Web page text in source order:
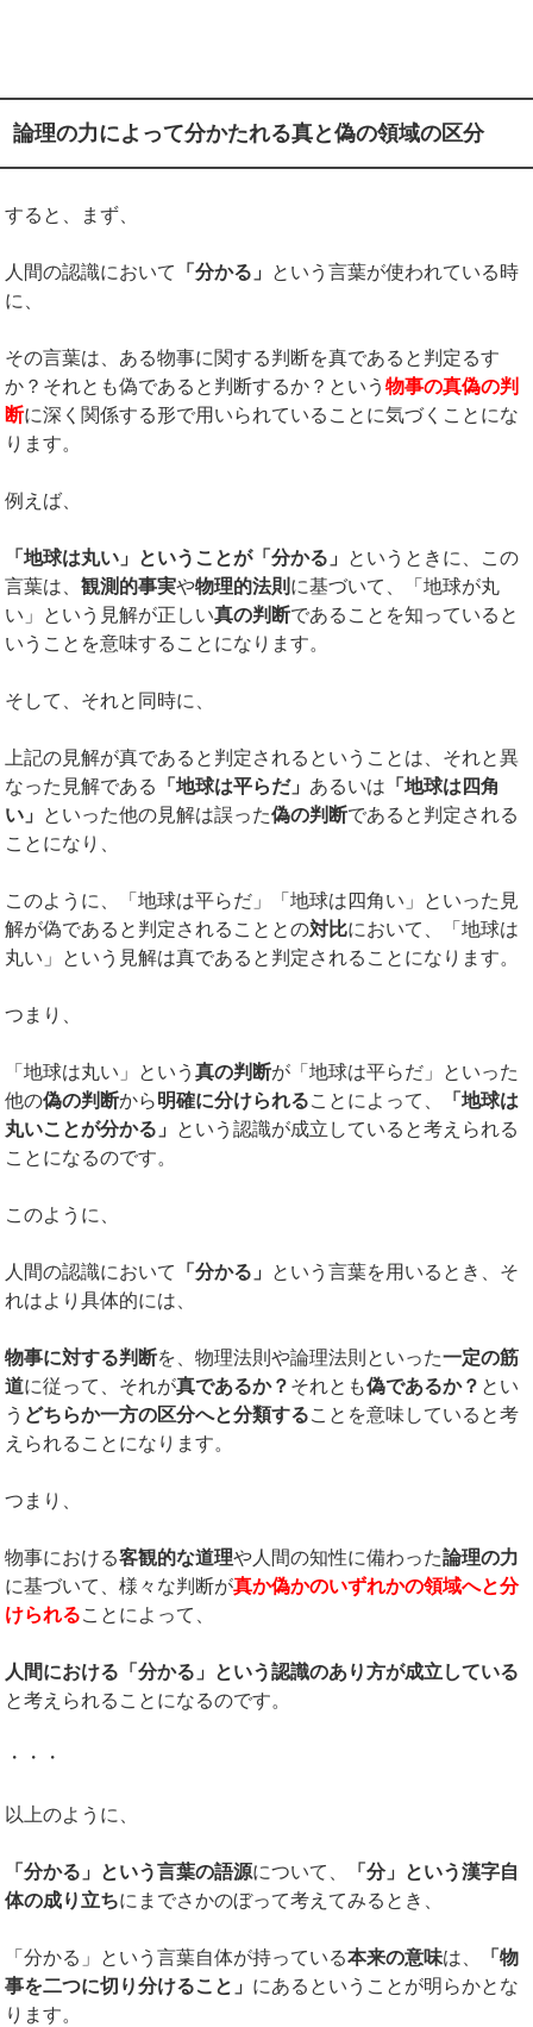
論理の力によって分かたれる真と偽の領域の区分
すると、まず、
人間の認識において 「分かる」 という言葉が使われている時
に、
その言葉は、ある物事に関する判断を真であると判定るす
か？それとも偽であると判断するか？という物事の真偽の判
断に深く関係する形で用いられていることに気づくことにな
ります。
例えば、
「地球は丸い」ということが「分かる」 というときに、この
言葉は、観測的事実や物理的法則 に基づいて、「地球が丸
い」という見解が正しい真の判断であることを知っていると
いうことを意味することになります。
そして、それと同時に、
上記の見解が真であると判定されるということは、それと異
なった見解である
「地球は平らだ」 あるいは 「地球は四角
い」 といった他の見解は誤った偽の判断であると判定される
ことになり、
このように、「地球は平らだ」「地球は四角い」といった見
解が偽であると判定されることとの対比において、「地球は
丸い」という見解は真であると判定されることになります。
つまり、
「地球は丸い」という真の判断が「地球は平らだ」といった
他の偽の判断から明確に分けられることによって、
「地球は
丸いことが分かる」 という認識が成立していると考えられる
ことになるのです。
このように、
人間の認識において 「分かる」 という言葉を用いるとき、そ
れはより具体的には、
物事に対する判断を、物理法則や論理法則といった一定の筋
道に従って、それが真であるか？ それとも偽であるか？ とい
う どちらか一方の区分へと分類することを意味していると考
えられることになります。
つまり、
物事における客観的な道理や人間の知性に備わった論理の力
に基づいて、様々な判断が真か偽かのいずれかの領域へと分
けられることによって、
人間における「分かる」という認識のあり方が成立している
と考えられることになるのです。
・・・
以上のように、
「分かる」という言葉の語源について、
「分」という漢字自
体の成り立ちにまでさかのぼって考えてみるとき、
「分かる」という言葉自体が持っている本来の意味は、
「物
事を二つに切り分けること」 にあるということが明らかとな
ります。